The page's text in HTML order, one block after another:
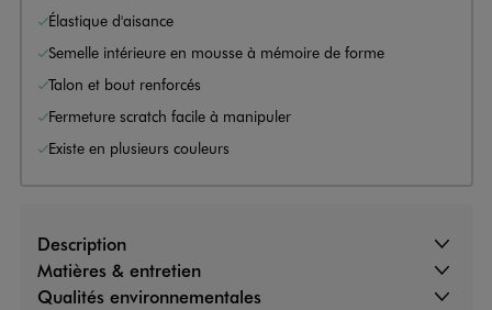
Élastique d'aisance
Semelle intérieure en mousse à mémoire de forme
Talon et bout renforcés
Fermeture scratch facile à manipuler
Existe en plusieurs couleurs
Description
Matières & entretien
Qualités environnementales